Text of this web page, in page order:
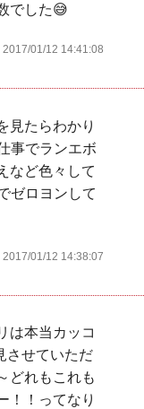
でした😅
2017/01/12 14:41:08
見たらわかり
事でランエボ
など色々して
ゼロヨンして
2017/01/12 14:38:07
は本当カッコ
させていただ
どれもこれも
！！ってなり